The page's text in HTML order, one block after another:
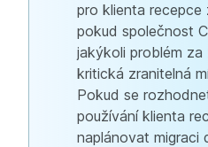
pro klienta
pokud společnost
jakýkoli problém
kritická zranitelná
Pokud se
používání klienta
naplánovat migraci